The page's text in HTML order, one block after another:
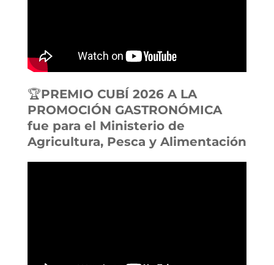
🏆PREMIO CUBÍ 2026 A LA
PROMOCIÓN GASTRONÓMICA
fue para el Ministerio de
Agricultura, Pesca y Alimentación